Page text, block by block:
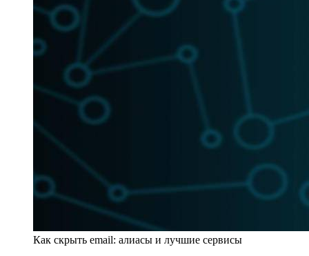
Как скрыть email: алиасы и лучшие сервисы